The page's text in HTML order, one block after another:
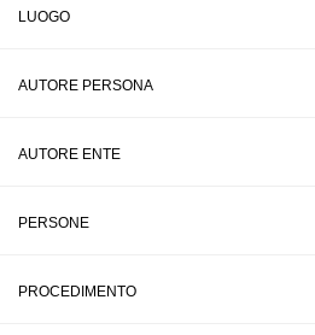
LUOGO
AUTORE PERSONA
AUTORE ENTE
PERSONE
PROCEDIMENTO